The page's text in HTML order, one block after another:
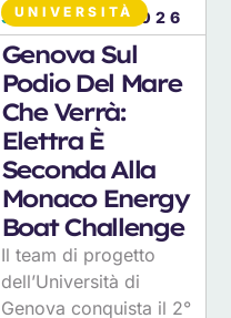
UNIVERSITÀ
30LUGLIO 2026
Genova Sul
Podio Del Mare
Che Verrà:
Elettra È
Seconda Alla
Monaco Energy
Boat Challenge
Il team di progetto
dell’Università di
Genova conquista il 2°